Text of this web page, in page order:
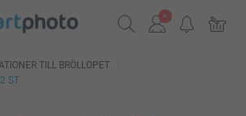
TILL BRÖLLOPET
ST